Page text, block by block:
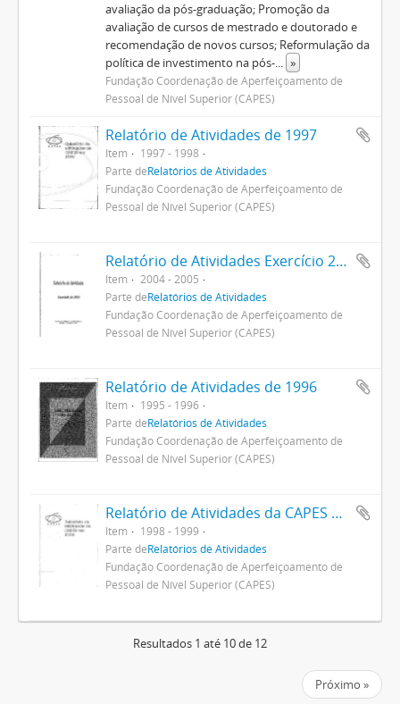
avaliação da pós-graduação; Promoção da
avaliação de cursos de mestrado e doutorado e
recomendação de novos cursos; Reformulação da
política de investimento na pós-... »
Fundação Coordenação de Aperfeiçoamento de
Pessoal de Nível Superior (CAPES)
Relatório de Atividades de 1997
Item
1997 - 1998
Parte deRelatórios de Atividades
Fundação Coordenação de Aperfeiçoamento de
Pessoal de Nível Superior (CAPES)
Relatório de Atividades Exercício 2004
Item
2004 - 2005
Parte deRelatórios de Atividades
Fundação Coordenação de Aperfeiçoamento de
Pessoal de Nível Superior (CAPES)
Relatório de Atividades de 1996
Item
1995 - 1996
Parte deRelatórios de Atividades
Fundação Coordenação de Aperfeiçoamento de
Pessoal de Nível Superior (CAPES)
Relatório de Atividades da CAPES em 1998
Item
1998 - 1999
Parte deRelatórios de Atividades
Fundação Coordenação de Aperfeiçoamento de
Pessoal de Nível Superior (CAPES)
Resultados 1 até 10 de 12
Próximo »